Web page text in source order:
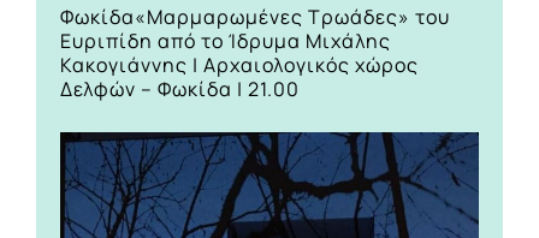
Φωκίδα«Μαρμαρωμένες Τρωάδες» του
Ευριπίδη από το Ίδρυμα Μιχάλης
Κακογιάννης | Αρχαιολογικός χώρος
Δελφών – Φωκίδα | 21.00